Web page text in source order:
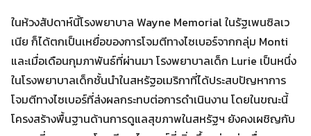
ในห้วงสัปดาห์นี้โรงพยาบาล Wayne Memorial ในรัฐเพนซิลเว
เนีย ก็ได้ตกเป็นเหยื่อของการโจมตีทางไซเบอร์จากกลุ่ม Monti
และเมื่อเดือนกุมภาพันธ์ที่ผ่านมา โรงพยาบาลเด็ก Lurie เป็นหนึ่ง
ในโรงพยาบาลเด็กชั้นนำในสหรัฐอเมริกาที่ได้ประสบปัญหาการ
โจมตีทางไซเบอร์ที่ส่งผลกระทบต่อการดำเนินงาน โดยในขณะนี้
โครงสร้างพื้นฐานด้านการดูแลสุขภาพในสหรัฐฯ ยังคงเผชิญกับ